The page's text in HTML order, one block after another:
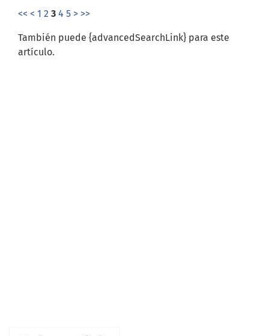
<< < 1 2 3 4 5 > >>
También puede {advancedSearchLink} para este
artículo.